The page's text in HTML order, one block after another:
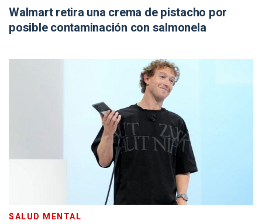
Walmart retira una crema de pistacho por
posible contaminación con salmonela
SALUD MENTAL